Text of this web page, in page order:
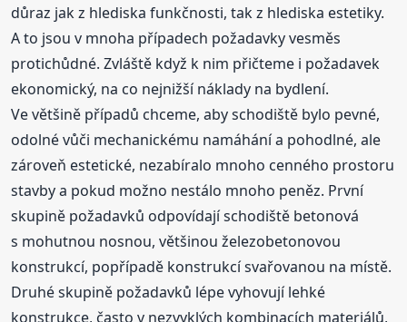
důraz jak z hlediska funkčnosti, tak z hlediska estetiky.
A to jsou v mnoha případech požadavky vesměs
protichůdné. Zvláště když k nim přičteme i požadavek
ekonomický, na co nejnižší náklady na bydlení.
Ve většině případů chceme, aby schodiště bylo pevné,
odolné vůči mechanickému namáhání a pohodlné, ale
zároveň estetické, nezabíralo mnoho cenného prostoru
stavby a pokud možno nestálo mnoho peněz. První
skupině požadavků odpovídají schodiště betonová
s mohutnou nosnou, většinou železobetonovou
konstrukcí, popřípadě konstrukcí svařovanou na místě.
Druhé skupině požadavků lépe vyhovují lehké
konstrukce, často v nezvyklých kombinacích materiálů,